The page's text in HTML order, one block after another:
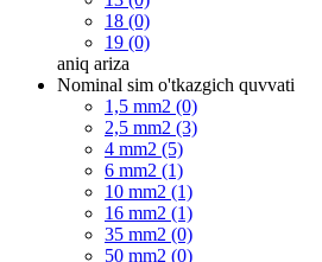
18 (0)
19 (0)
aniq ariza
Nominal sim o'tkazgich quvvati
1,5 mm2 (0)
2,5 mm2 (3)
4 mm2 (5)
6 mm2 (1)
10 mm2 (1)
16 mm2 (1)
35 mm2 (0)
50 mm2 (0)